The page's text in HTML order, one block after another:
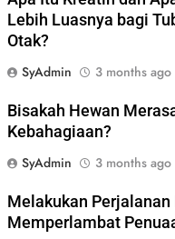
Lebih Luasnya bagi
Otak?
SyAdmin
3 months ago
Bisakah Hewan
Kebahagiaan?
SyAdmin
3 months ago
Melakukan Perjalanan
Memperlambat